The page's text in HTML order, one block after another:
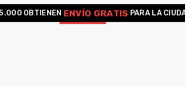
OBTIENEN ENVÍO GRATIS PARA LA